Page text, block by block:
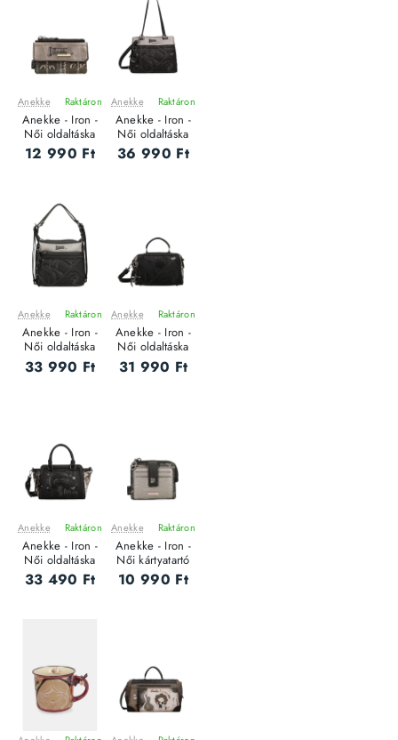
ÚJ
Anekke Raktáron
Anekke - Iron -
Női oldaltáska
12 990 Ft
ÚJ
Anekke Raktáron
Anekke - Iron -
Női oldaltáska
36 990 Ft
ÚJ
Anekke Raktáron
Anekke - Iron -
Női oldaltáska
33 990 Ft
ÚJ
Anekke Raktáron
Anekke - Iron -
Női oldaltáska
31 990 Ft
ÚJ
Anekke Raktáron
Anekke - Iron -
Női oldaltáska
33 490 Ft
ÚJ
Anekke Raktáron
Anekke - Iron -
Női kártyatartó
10 990 Ft